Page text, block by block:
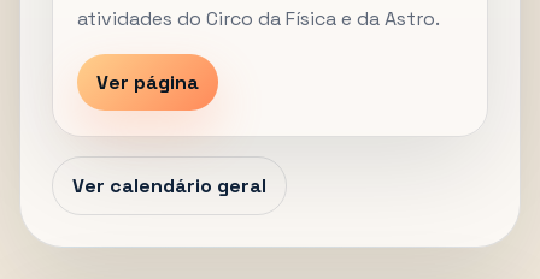
atividades do Circo da Física e da Astro.
Ver página
Ver calendário geral